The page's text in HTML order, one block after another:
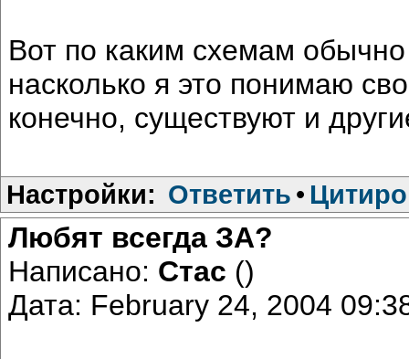
Вот по каким схемам
насколько я это понимаю
конечно, существуют и
Настройки: Ответить •
Любят всегда ЗА?
Написано: Стас ()
Дата: February 24, 2004